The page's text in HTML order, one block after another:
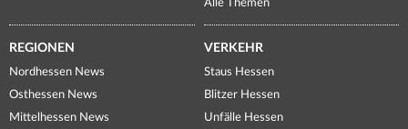
Alle Themen
REGIONEN
Nordhessen News
Osthessen News
Mittelhessen News
VERKEHR
Staus Hessen
Blitzer Hessen
Unfälle Hessen